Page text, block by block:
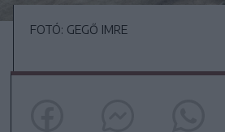
FOTÓ: GEGŐ IMRE